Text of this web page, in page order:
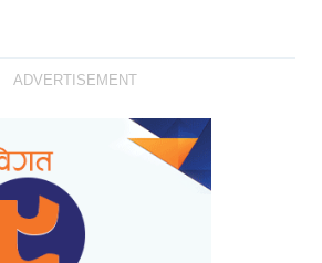
ADVERTISEMENT